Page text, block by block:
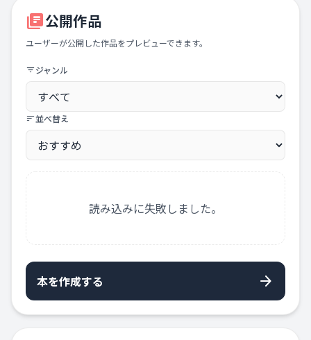
library_books公開作品
ユーザーが公開した作品をプレビューできます。
filter_listジャンル
sort並べ替え
読み込みに失敗しました。
本を作成する arrow_forward